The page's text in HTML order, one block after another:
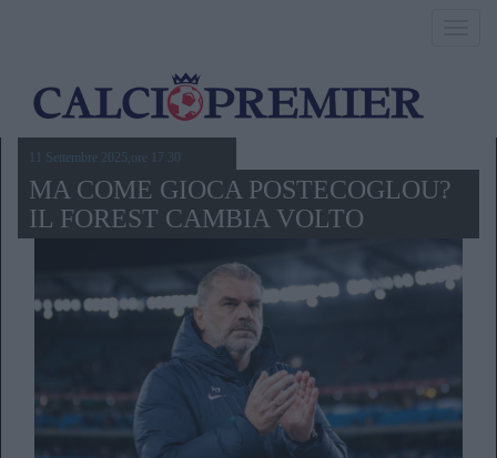
11 Settembre 2025,ore 17.30
MA COME GIOCA POSTECOGLOU?
IL FOREST CAMBIA VOLTO